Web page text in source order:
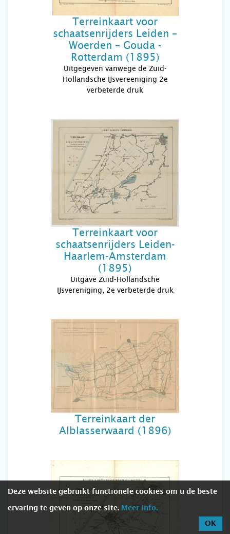
Terreinkaart voor
schaatsenrijders Leiden –
Woerden – Gouda -
Rotterdam (1895)
Uitgegeven vanwege de Zuid-
Hollandsche IJsvereeniging 2e
verbeterde druk
Terreinkaart voor
schaatsenrijders Leiden-
Haarlem-Amsterdam
(1895)
Uitgave Zuid-Hollandsche
IJsvereniging, 2e verbeterde druk
Terreinkaart der
Alblasserwaard (1896)
Deze website gebruikt functionele cookies om u de beste
ervaring te geven op onze site. Meer info.
OK